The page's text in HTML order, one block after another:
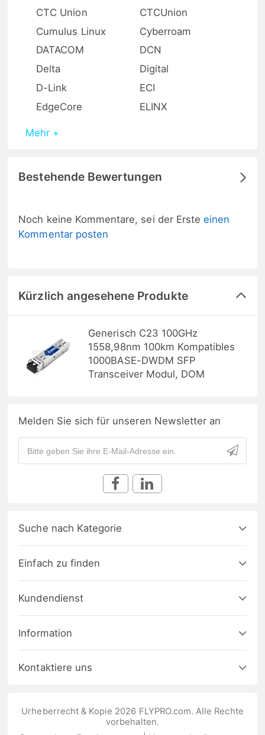
CTC Union
CTCUnion
Cumulus Linux
Cyberroam
DATACOM
DCN
Delta
Digital
D-Link
ECI
EdgeCore
ELINX
Mehr +
Bestehende Bewertungen
Noch keine Kommentare, sei der Ersteeinen
Kommentar posten
Kürzlich angesehene Produkte
Generisch C23 100GHz
1558,98nm 100km Kompatibles
1000BASE-DWDM SFP
Transceiver Modul, DOM
Melden Sie sich für unseren Newsletter an
Suche nach Kategorie
Einfach zu finden
Kundendienst
Information
Kontaktiere uns
Urheberrecht & Kopie 2026 FLYPRO.com. Alle Rechte
vorbehalten.